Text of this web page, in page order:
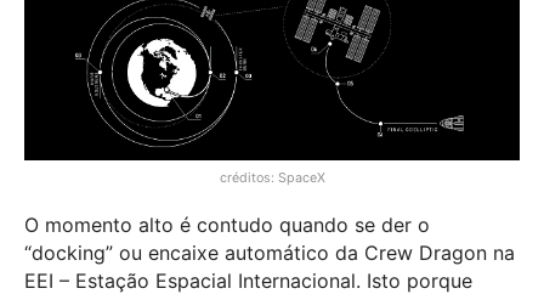
créditos: SpaceX
O momento alto é contudo quando se der o
“docking” ou encaixe automático da Crew Dragon na
EEI – Estação Espacial Internacional. Isto porque